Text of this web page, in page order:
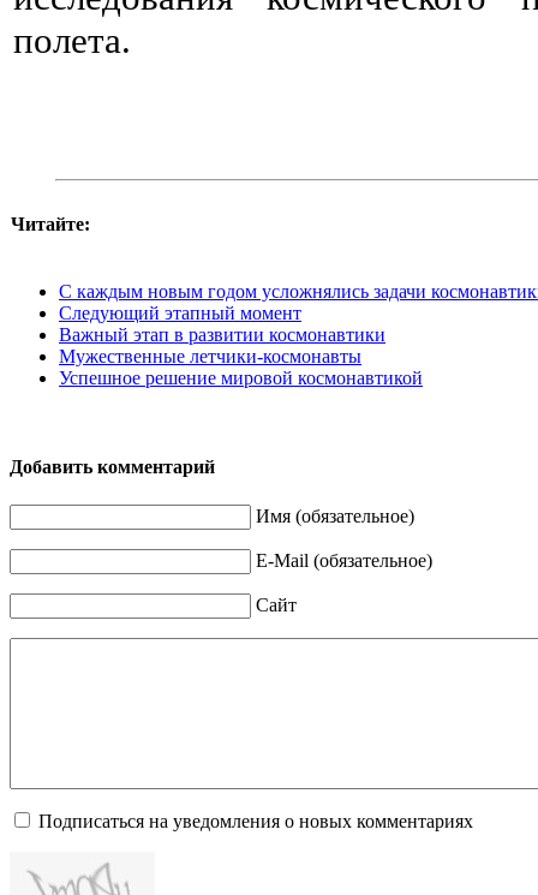
полета.
Читайте:
С каждым новым годом усложнялись задачи
Следующий этапный момент
Важный этап в развитии космонавтики
Мужественные летчики-космонавты
Успешное решение мировой космонавтикой
Добавить комментарий
Имя (обязательное)
E-Mail (обязательное)
Сайт
Подписаться на уведомления о новых комментариях